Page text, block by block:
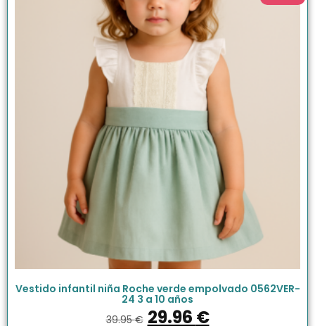
Vestido infantil niña Roche verde empolvado 0562VER-
24 3 a 10 años
39.95€ 29.96 €